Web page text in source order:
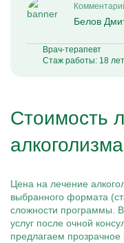
Белов
Врач-терапевт
Стаж работы: 18 лет
Стоимость
алкоголизма
Цена на лечение
выбранного формата
сложности программы.
услуг после очной
предлагаем